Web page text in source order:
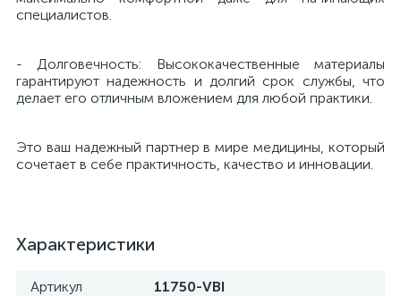
специалистов.
- Долговечность: Высококачественные материалы
гарантируют надежность и долгий срок службы, что
делает его отличным вложением для любой практики.
Это ваш надежный партнер в мире медицины, который
сочетает в себе практичность, качество и инновации.
Характеристики
Артикул 11750-VBI